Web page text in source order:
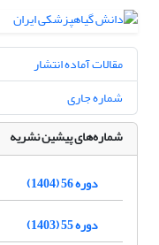
مقالات آماده انتشار
شماره جاری
شماره‌های پیشین نشریه
دوره 56 (1404)
دوره 55 (1403)